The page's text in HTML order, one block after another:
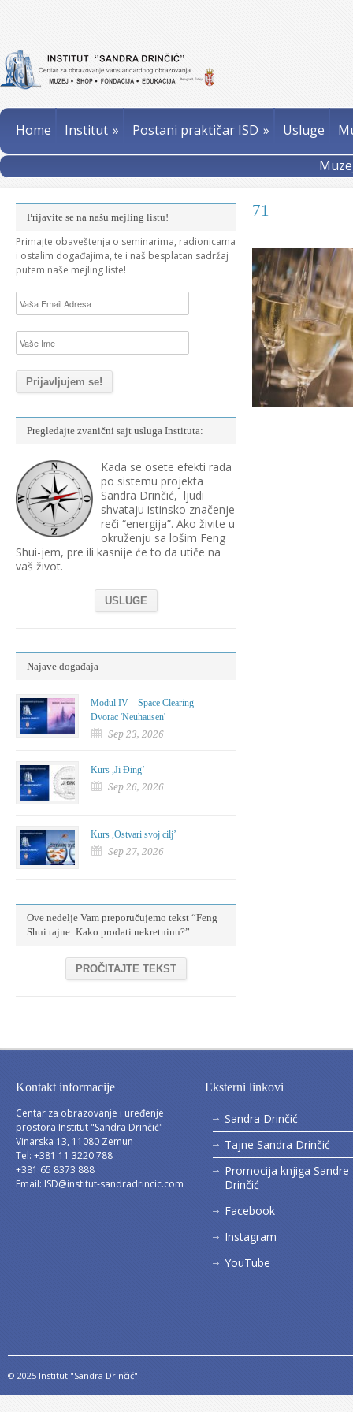
Home Institut » Postani praktičar ISD » Usluge
71
Prijavite se na našu mejling listu!
Primajte obaveštenja o seminarima, radionicama
i ostalim događajima, te i naš besplatan sadržaj
putem naše mejling liste!
Pregledajte zvanični sajt usluga Instituta:
Kada se osete efekti rada
po sistemu projekta
Sandra Drinčić, ljudi
shvataju istinsko značenje
reči “energija”. Ako živite u
okruženju sa lošim Feng
Shui-jem, pre ili kasnije će to da utiče na
vaš život.
USLUGE
Najave događaja
Modul IV – Space Clearing
Dvorac 'Neuhausen'
Sep 23, 2026
Kurs ,Ji Đing’
Sep 26, 2026
Kurs ,Ostvari svoj cilj’
Sep 27, 2026
Ove nedelje Vam preporučujemo tekst “Feng
Shui tajne: Kako prodati nekretninu?”:
PROČITAJTE TEKST
Kontakt informacije
Centar za obrazovanje i uređenje
prostora Institut "Sandra Drinčić"
Vinarska 13, 11080 Zemun
Tel: +381 11 3220 788
+381 65 8373 888
Email: ISD@institut-sandradrincic.com
Eksterni linkovi
Sandra Drinčić
Tajne Sandra Drinčić
Promocija knjiga Sandre
Drinčić
Facebook
Instagram
YouTube
© 2025 Institut "Sandra Drinčić"